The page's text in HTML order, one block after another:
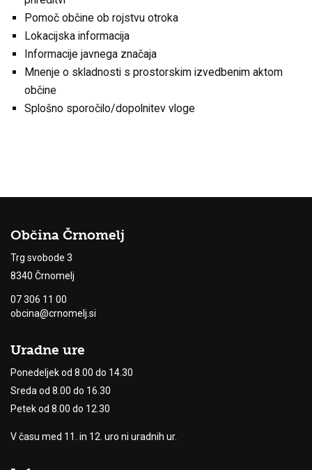
Pomoč občine ob rojstvu otroka
Lokacijska informacija
Informacije javnega značaja
Mnenje o skladnosti s prostorskim izvedbenim aktom
občine
Splošno sporočilo/dopolnitev vloge
Občina Črnomelj
Trg svobode 3
8340 Črnomelj
07 306 11 00
obcina@crnomelj.si
Uradne ure
Ponedeljek od 8.00 do 14.30
Sreda od 8.00 do 16.30
Petek od 8.00 do 12.30
V času med 11. in 12. uro ni uradnih ur.